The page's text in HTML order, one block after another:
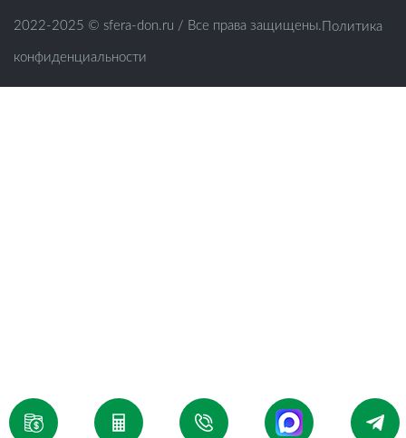
2022-2025 © sfera-don.ru / Все права защищены. Политика
конфиденциальности